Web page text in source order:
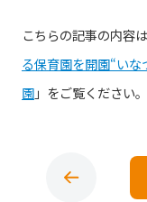
こちらの記事の内容
る保育園を開園“い
園」をご覧ください。